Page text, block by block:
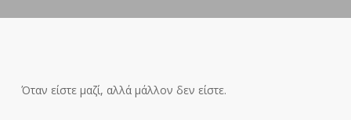
Όταν είστε μαζί, αλλά μάλλον δεν είστε.